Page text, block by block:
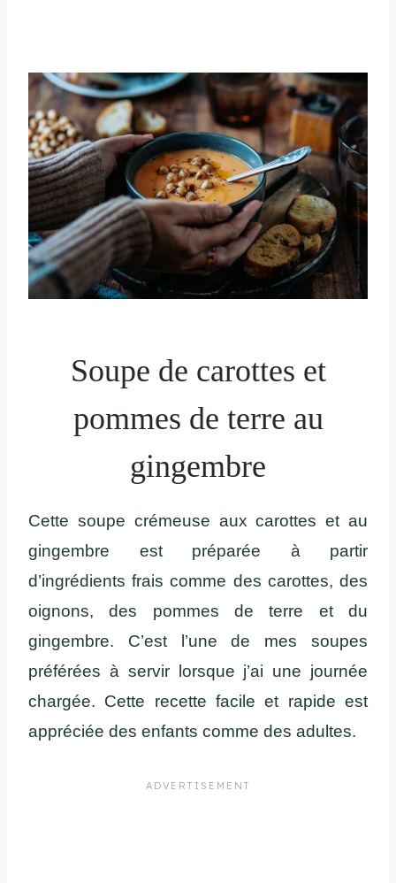
Soupe de carottes et
pommes de terre au
gingembre
Cette soupe crémeuse aux carottes et au
gingembre est préparée à partir
d’ingrédients frais comme des carottes, des
oignons, des pommes de terre et du
gingembre. C’est l’une de mes soupes
préférées à servir lorsque j’ai une journée
chargée. Cette recette facile et rapide est
appréciée des enfants comme des adultes.